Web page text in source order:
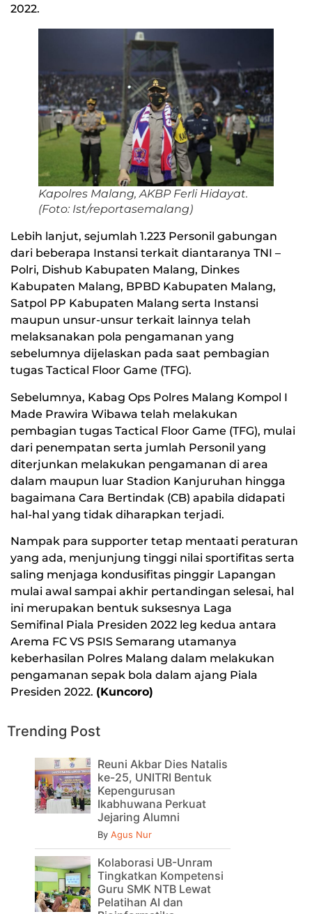
2022.
Kapolres Malang, AKBP Ferli Hidayat.
(Foto: Ist/reportasemalang)
Lebih lanjut, sejumlah 1.223 Personil gabungan
dari beberapa Instansi terkait diantaranya TNI –
Polri, Dishub Kabupaten Malang, Dinkes
Kabupaten Malang, BPBD Kabupaten Malang,
Satpol PP Kabupaten Malang serta Instansi
maupun unsur-unsur terkait lainnya telah
melaksanakan pola pengamanan yang
sebelumnya dijelaskan pada saat pembagian
tugas Tactical Floor Game (TFG).
Sebelumnya, Kabag Ops Polres Malang Kompol I
Made Prawira Wibawa telah melakukan
pembagian tugas Tactical Floor Game (TFG), mulai
dari penempatan serta jumlah Personil yang
diterjunkan melakukan pengamanan di area
dalam maupun luar Stadion Kanjuruhan hingga
bagaimana Cara Bertindak (CB) apabila didapati
hal-hal yang tidak diharapkan terjadi.
Nampak para supporter tetap mentaati peraturan
yang ada, menjunjung tinggi nilai sportifitas serta
saling menjaga kondusifitas pinggir Lapangan
mulai awal sampai akhir pertandingan selesai, hal
ini merupakan bentuk suksesnya Laga
Semifinal Piala Presiden 2022 leg kedua antara
Arema FC VS PSIS Semarang utamanya
keberhasilan Polres Malang dalam melakukan
pengamanan sepak bola dalam ajang Piala
Presiden 2022. (Kuncoro)
Trending Post
Reuni Akbar Dies Natalis
ke-25, UNITRI Bentuk
Kepengurusan
Ikabhuwana Perkuat
Jejaring Alumni
By Agus Nur
Kolaborasi UB-Unram
Tingkatkan Kompetensi
Guru SMK NTB Lewat
Pelatihan AI dan